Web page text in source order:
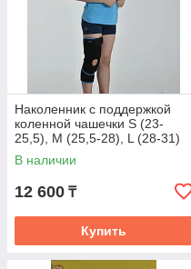
Наколенник с поддержкой
коленной чашечки S (23-
25,5), M (25,5-28), L (28-31)
В наличии
12 600 ₸
Купить